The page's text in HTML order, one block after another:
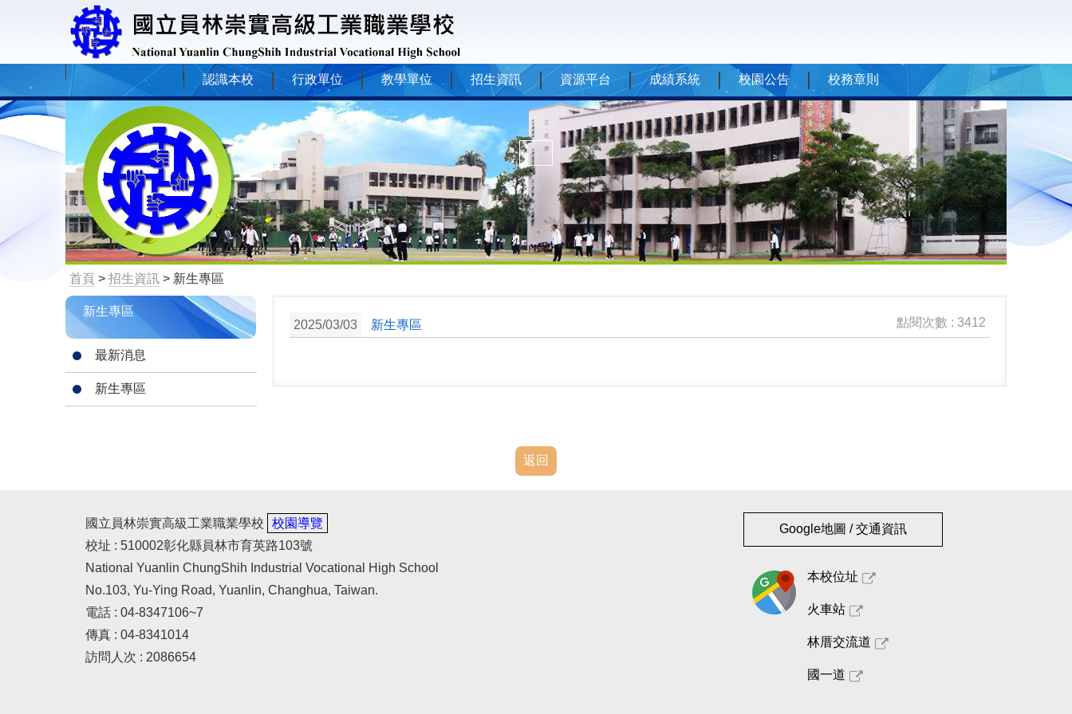
認識本校 行政單位 教學單位 招生資訊 資源平台 成績系統 校園公告 校務章則
首頁 > 招生資訊 > 新生專區
新生專區
最新消息
新生專區
2025/03/03 新生專區 點閱次數 : 3412
返回
國立員林崇實高級工業職業學校
校園導覽
校址 : 510002彰化縣員林市育英路103號
National Yuanlin ChungShih Industrial Vocational High School
No.103, Yu-Ying Road, Yuanlin, Changhua, Taiwan.
電話 : 04-8347106~7
傳真 : 04-8341014
訪問人次 : 2086654
Google地圖 / 交通資訊
本校位址
火車站
林厝交流道
國一道